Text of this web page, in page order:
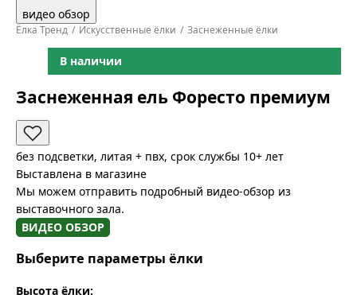
видео обзор
Ёлка Тренд Искусственные ёлки Заснеженные ёлки
В наличии
Заснеженная ель Форесто премиум
без подсветки, литая + пвх, срок службы 10+ лет
Выставлена в магазине
Мы можем отправить подробный видео-обзор из
выставочного зала.
ВИДЕО ОБЗОР
Выберите параметры ёлки
Высота ёлки: